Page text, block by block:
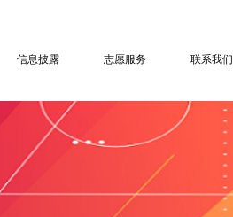
信息披露 志愿服务 联系我们